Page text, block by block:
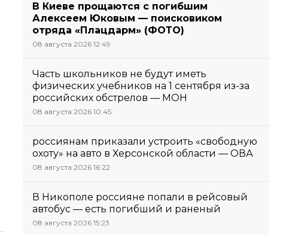
В Киеве прощаются с погибшим
Алексеем Юковым — поисковиком
отряда «Плацдарм» (ФОТО)
08 августа 2026 12:49
Часть школьников не будут иметь
физических учебников на 1 сентября из-за
российских обстрелов — МОН
08 августа 2026 10:45
россиянам приказали устроить «свободную
охоту» на авто в Херсонской области — ОВА
08 августа 2026 16:22
В Никополе россияне попали в рейсовый
автобус — есть погибший и раненый
08 августа 2026 15:23